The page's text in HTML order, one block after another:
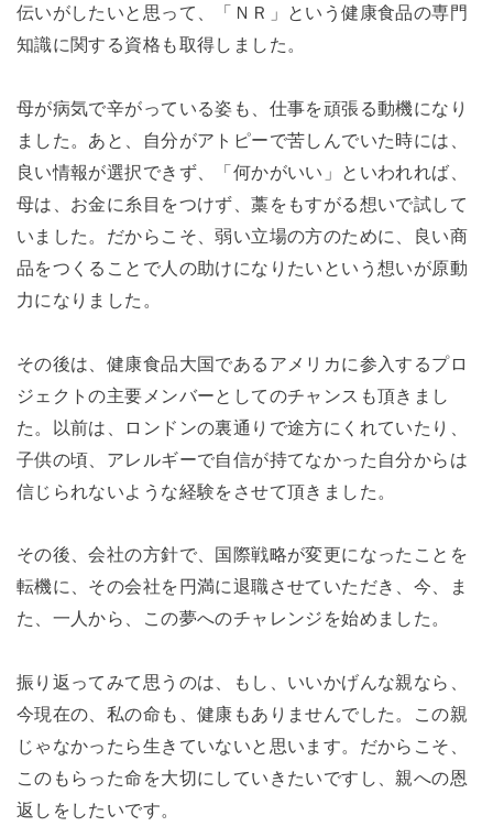
伝いがしたいと思って、「ＮＲ」という健康食品の専門
知識に関する資格も取得しました。
母が病気で辛がっている姿も、仕事を頑張る動機になり
ました。あと、自分がアトピーで苦しんでいた時には、
良い情報が選択できず、「何かがいい」といわれれば、
母は、お金に糸目をつけず、藁をもすがる想いで試して
いました。だからこそ、弱い立場の方のために、良い商
品をつくることで人の助けになりたいという想いが原動
力になりました。
その後は、健康食品大国であるアメリカに参入するプロ
ジェクトの主要メンバーとしてのチャンスも頂きまし
た。以前は、ロンドンの裏通りで途方にくれていたり、
子供の頃、アレルギーで自信が持てなかった自分からは
信じられないような経験をさせて頂きました。
その後、会社の方針で、国際戦略が変更になったことを
転機に、その会社を円満に退職させていただき、今、ま
た、一人から、この夢へのチャレンジを始めました。
振り返ってみて思うのは、もし、いいかげんな親なら、
今現在の、私の命も、健康もありませんでした。この親
じゃなかったら生きていないと思います。だからこそ、
このもらった命を大切にしていきたいですし、親への恩
返しをしたいです。